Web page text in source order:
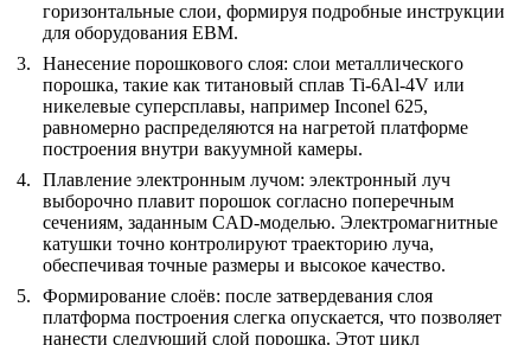
горизонтальные слои, формируя подробные инструкции
для оборудования EBM.
Нанесение порошкового слоя: слои металлического
порошка, такие как титановый сплав Ti-6Al-4V или
никелевые суперсплавы, например Inconel 625,
равномерно распределяются на нагретой платформе
построения внутри вакуумной камеры.
Плавление электронным лучом: электронный луч
выборочно плавит порошок согласно поперечным
сечениям, заданным CAD-моделью. Электромагнитные
катушки точно контролируют траекторию луча,
обеспечивая точные размеры и высокое качество.
Формирование слоёв: после затвердевания слоя
платформа построения слегка опускается, что позволяет
нанести следующий слой порошка. Этот цикл